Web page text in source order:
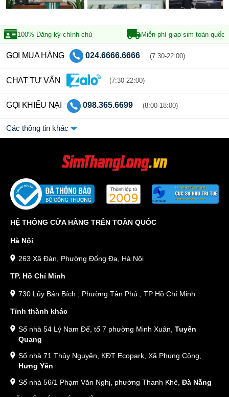
100% Đăng ký chính chủ Miễn phí giao sim toàn quốc
GỌI MUA HÀNG 024.6666.6666 (7:30-22:00)
CHAT TƯ VẤN (7:30-22:00)
GỌI KHIẾU NẠI 098.365.6699 (8:00-18:00)
Các thông tin khác
HỆ THỐNG CỬA HÀNG TRÊN TOÀN QUỐC
Hà Nội
263 Xã Đàn, Phường Đống Đa, Hà Nội
TP. Hồ Chí Minh
730 Lũy Bán Bích , Phường Tân Phú , TP Hồ Chí Minh
Tỉnh thành khác
Số nhà 54 Lý Nam Đế, tổ 7 phường Minh Xuân, Tuyên
Quang
Số nhà 71 Thủy Nguyên, KĐT Ecopark, Xã Phụng Công,
Hưng Yên
Số nhà 56/1 Phạm Văn Nghị, phường Thanh Khê, Đà Nẵng